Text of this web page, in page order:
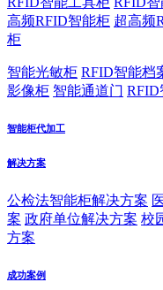
高频RFID智能柜 超高频
柜
智能光敏柜 RFID智能档
影像柜 智能通道门 RFID
智能柜代加工
解决方案
公检法智能柜解决方案
案 政府单位解决方案 校
方案
成功案例